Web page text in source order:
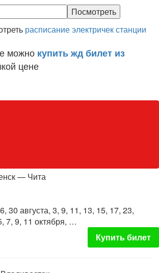
расписание электричек станции
можно купить жд билет из
цене
— Чита
30 августа, 3, 9, 11, 13, 15, 17, 23,
7, 9, 11 октября, …
Купить билет